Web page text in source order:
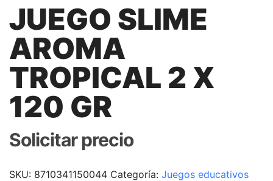
JUEGO SLIME
AROMA
TROPICAL 2 X
120 GR
Solicitar precio
SKU: 8710341150044 Categoría: Juegos educativos